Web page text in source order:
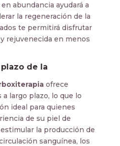
abundancia ayudará a
la regeneración de la
te permitirá disfrutar
rejuvenecida en menos
de la
ofrece
largo plazo, lo que lo
ideal para quienes
de su piel de
la producción de
sanguínea, los